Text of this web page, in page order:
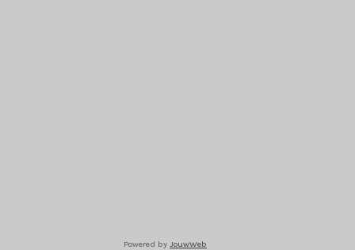
Powered by JouwWeb